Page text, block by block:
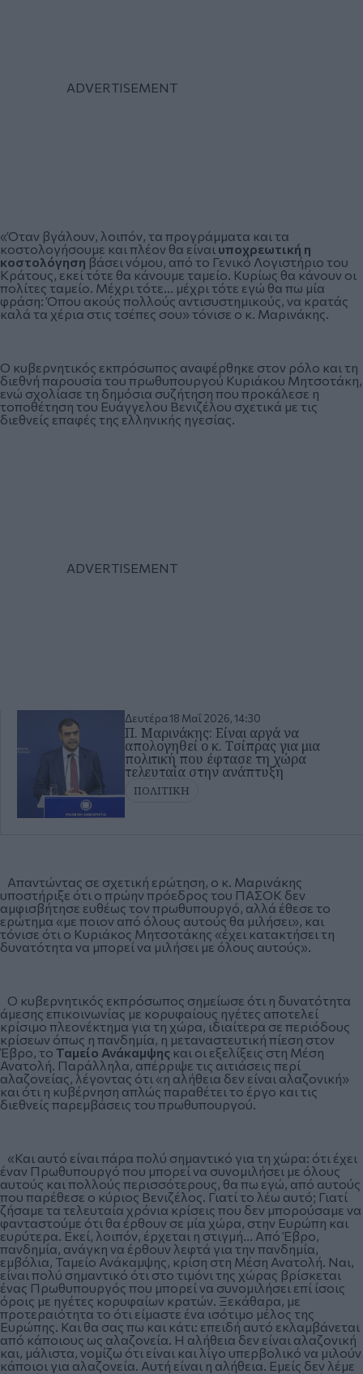
«Όταν βγάλουν, λοιπόν, τα προγράμματα και τα
κοστολογήσουμε και πλέον θα είναι υποχρεωτική η
κοστολόγηση βάσει νόμου, από το Γενικό Λογιστήριο του
Κράτους, εκεί τότε θα κάνουμε ταμείο. Κυρίως θα κάνουν οι
πολίτες ταμείο. Μέχρι τότε... μέχρι τότε εγώ θα πω μία
φράση: Όπου ακούς πολλούς αντισυστημικούς, να κρατάς
καλά τα χέρια στις τσέπες σου» τόνισε ο κ. Μαρινάκης.
Ο κυβερνητικός εκπρόσωπος αναφέρθηκε στον ρόλο και τη
διεθνή παρουσία του πρωθυπουργού Κυριάκου Μητσοτάκη,
ενώ σχολίασε τη δημόσια συζήτηση που προκάλεσε η
τοποθέτηση του Ευάγγελου Βενιζέλου σχετικά με τις
διεθνείς επαφές της ελληνικής ηγεσίας.
Δευτέρα 18 Μαΐ 2026, 14:30
Π. Μαρινάκης: Είναι αργά να
απολογηθεί ο κ. Τσίπρας για μια
πολιτική που έφτασε τη χώρα
τελευταία στην ανάπτυξη
ΠΟΛΙΤΙΚΗ
Απαντώντας σε σχετική ερώτηση, ο κ. Μαρινάκης
υποστήριξε ότι ο πρώην πρόεδρος του ΠΑΣΟΚ δεν
αμφισβήτησε ευθέως τον πρωθυπουργό, αλλά έθεσε το
ερώτημα «με ποιον από όλους αυτούς θα μιλήσει», και
τόνισε ότι ο Κυριάκος Μητσοτάκης «έχει κατακτήσει τη
δυνατότητα να μπορεί να μιλήσει με όλους αυτούς».
Ο κυβερνητικός εκπρόσωπος σημείωσε ότι η δυνατότητα
άμεσης επικοινωνίας με κορυφαίους ηγέτες αποτελεί
κρίσιμο πλεονέκτημα για τη χώρα, ιδιαίτερα σε περιόδους
κρίσεων όπως η πανδημία, η μεταναστευτική πίεση στον
Έβρο, το Ταμείο Ανάκαμψηςκαι οι εξελίξεις στη Μέση
Ανατολή. Παράλληλα, απέρριψε τις αιτιάσεις περί
αλαζονείας, λέγοντας ότι «η αλήθεια δεν είναι αλαζονική»
και ότι η κυβέρνηση απλώς παραθέτει το έργο και τις
διεθνείς παρεμβάσεις του πρωθυπουργού.
«Και αυτό είναι πάρα πολύ σημαντικό για τη χώρα: ότι έχει
έναν Πρωθυπουργό που μπορεί να συνομιλήσει με όλους
αυτούς και πολλούς περισσότερους, θα πω εγώ, από αυτούς
που παρέθεσε ο κύριος Βενιζέλος. Γιατί το λέω αυτό; Γιατί
ζήσαμε τα τελευταία χρόνια κρίσεις που δεν μπορούσαμε να
φανταστούμε ότι θα έρθουν σε μία χώρα, στην Ευρώπη και
ευρύτερα. Εκεί, λοιπόν, έρχεται η στιγμή... Από Έβρο,
πανδημία, ανάγκη να έρθουν λεφτά για την πανδημία,
εμβόλια, Ταμείο Ανάκαμψης, κρίση στη Μέση Ανατολή. Ναι,
είναι πολύ σημαντικό ότι στο τιμόνι της χώρας βρίσκεται
ένας Πρωθυπουργός που μπορεί να συνομιλήσει επί ίσοις
όροις με ηγέτες κορυφαίων κρατών. Ξεκάθαρα, με
προτεραιότητα το ότι είμαστε ένα ισότιμο μέλος της
Ευρώπης. Και θα σας πω και κάτι: επειδή αυτό εκλαμβάνεται
από κάποιους ως αλαζονεία. Η αλήθεια δεν είναι αλαζονική
και, μάλιστα, νομίζω ότι είναι και λίγο υπερβολικό να μιλούν
κάποιοι για αλαζονεία. Αυτή είναι η αλήθεια. Εμείς δεν λέμε